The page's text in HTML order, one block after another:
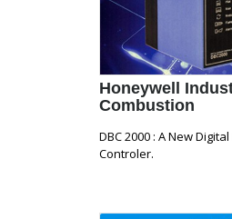
Honeywell
Combustion
DBC 2000 : A New
Controler.